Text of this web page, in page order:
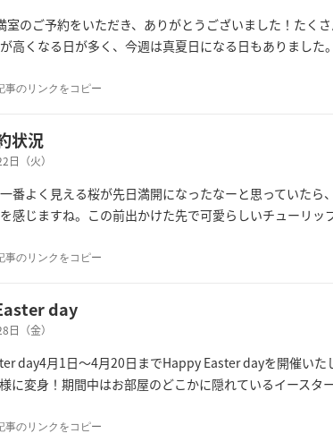
室のご予約をいただき、ありがとうございました！たく
高くなる日が多く、今週は真夏日になる日もありまし
事のリンクをコピー
状況
日（火）
番よく見える桜が先日満開になったなーと思っていた
感じますね。この前出かけた先で可愛らしいチューリ
事のリンクをコピー
day
日（金）
day4月1日～4月20日までHappy Easter dayを開催い
に変身！期間中はお部屋のどこかに隠れているイースタ
事のリンクをコピー